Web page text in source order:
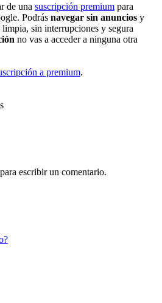
de una suscripción premium para
Podrás navegar sin anuncios y
sin interrupciones y segura
no vas a acceder a ninguna otra
a premium.
escribir un comentario.